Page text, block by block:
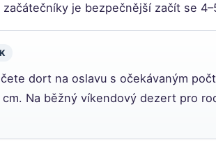
začátečníky je bezpečnější začít se
dort na oslavu s očekávaným
Na běžný víkendový dezert pro